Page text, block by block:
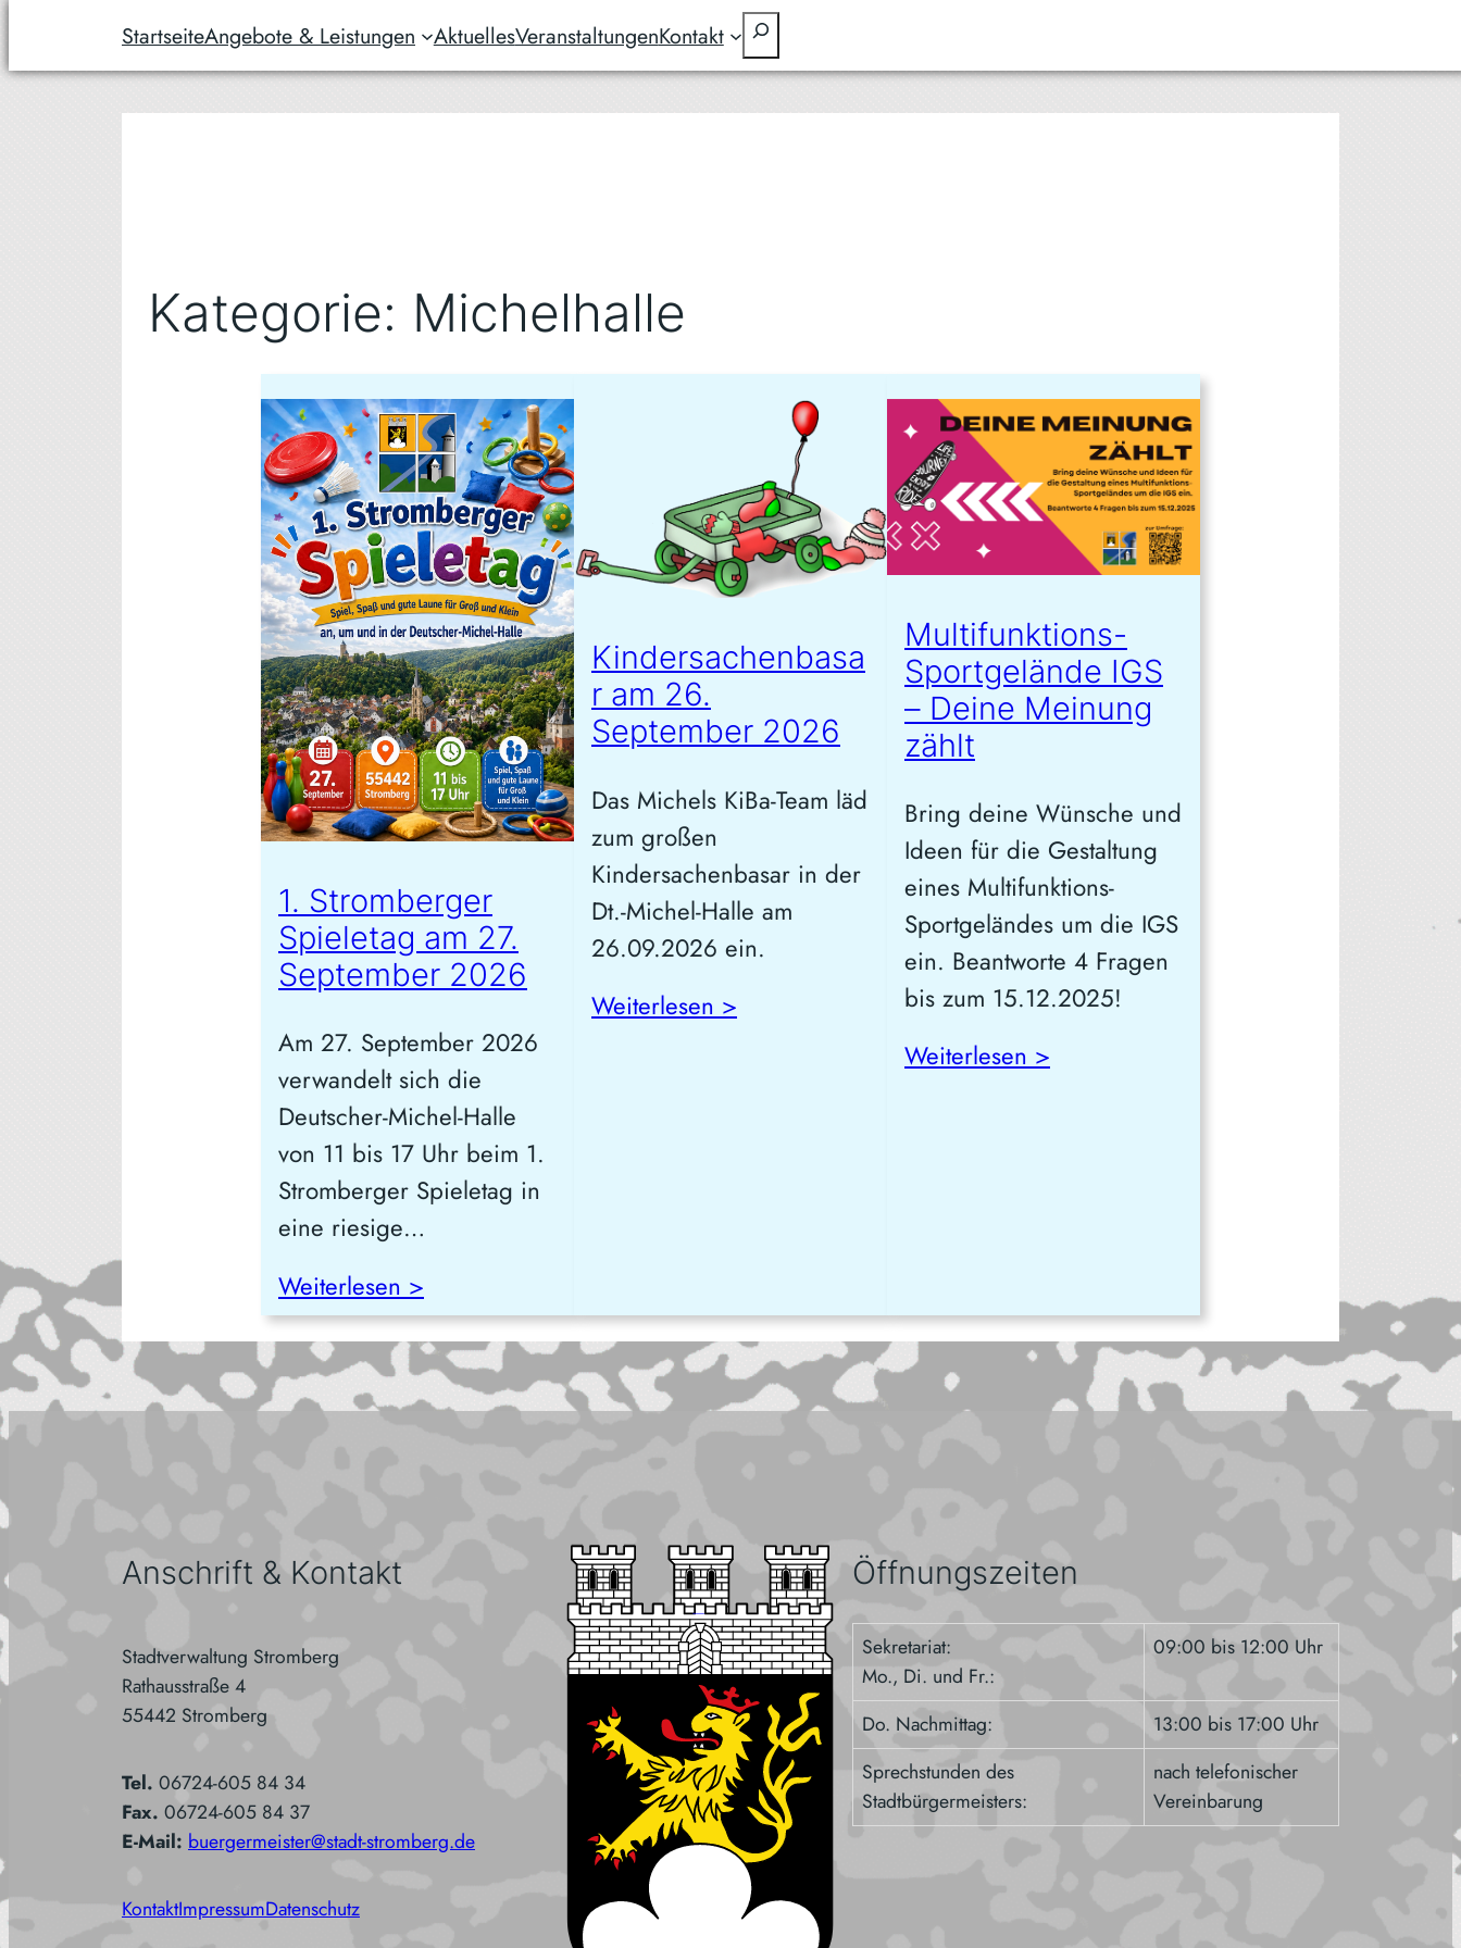
StartseiteAngebote & Leistungen AktuellesVeranstaltungenKontakt Suchen
Kategorie: Michelhalle
1. Stromberger
Spieletag am 27.
September 2026
Am 27. September 2026
verwandelt sich die
Deutscher-Michel-Halle
von 11 bis 17 Uhr beim 1.
Stromberger Spieletag in
eine riesige…
Weiterlesen >
Kindersachenbasa
r am 26.
September 2026
Das Michels KiBa-Team läd
zum großen
Kindersachenbasar in der
Dt.-Michel-Halle am
26.09.2026 ein.
Weiterlesen >
Multifunktions-
Sportgelände IGS
– Deine Meinung
zählt
Bring deine Wünsche und
Ideen für die Gestaltung
eines Multifunktions-
Sportgeländes um die IGS
ein. Beantworte 4 Fragen
bis zum 15.12.2025!
Weiterlesen >
Anschrift & Kontakt
Stadtverwaltung Stromberg
Rathausstraße 4
55442 Stromberg
Tel. 06724-605 84 34
Fax. 06724-605 84 37
E-Mail: buergermeister@stadt-stromberg.de
KontaktImpressumDatenschutz
Öffnungszeiten
Sekretariat:
Mo., Di. und Fr.:
09:00 bis 12:00 Uhr
Do. Nachmittag:
13:00 bis 17:00 Uhr
Sprechstunden des
Stadtbürgermeisters:
nach telefonischer
Vereinbarung